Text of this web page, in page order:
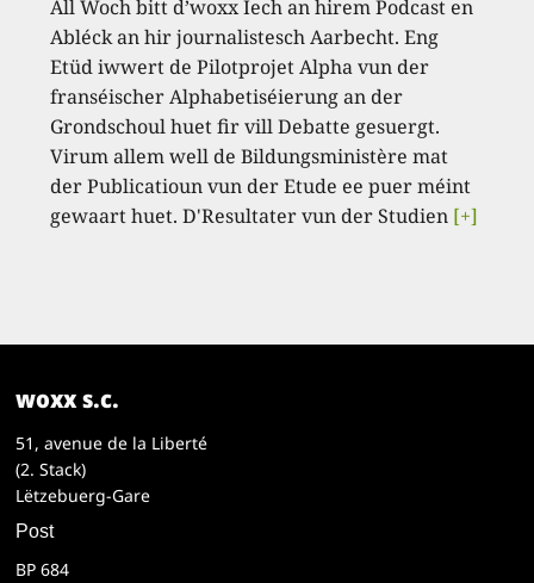
All Woch bitt d’woxx Iech an hirem Podcast en
Abléck an hir journalistesch Aarbecht. Eng
Etüd iwwert de Pilotprojet Alpha vun der
franséischer Alphabetiséierung an der
Grondschoul huet fir vill Debatte gesuergt.
Virum allem well de Bildungsministère mat
der Publicatioun vun der Etude ee puer méint
gewaart huet. D'Resultater vun der Studien [+]
woxx s.c.
51, avenue de la Liberté
(2. Stack)
Lëtzebuerg-Gare
Post
BP 684